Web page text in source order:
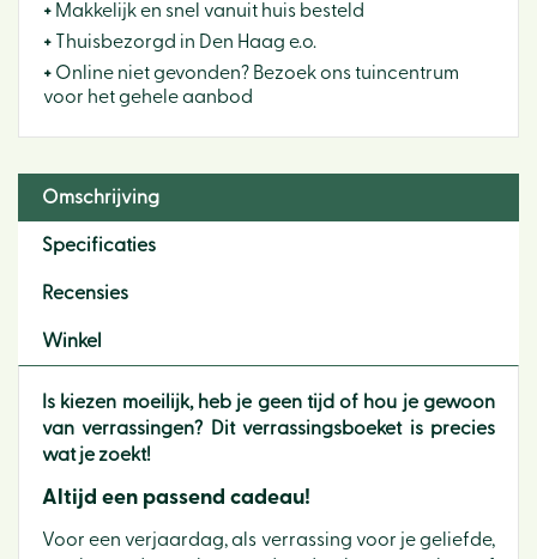
+ Makkelijk en snel vanuit huis besteld
+ Thuisbezorgd in Den Haag e.o.
+ Online niet gevonden? Bezoek ons tuincentrum
voor het gehele aanbod
Omschrijving
Specificaties
Recensies
Winkel
Is kiezen moeilijk, heb je geen tijd of hou je gewoon
van verrassingen? Dit verrassingsboeket is precies
wat je zoekt!
Altijd een passend cadeau!
Voor een verjaardag, als verrassing voor je geliefde,